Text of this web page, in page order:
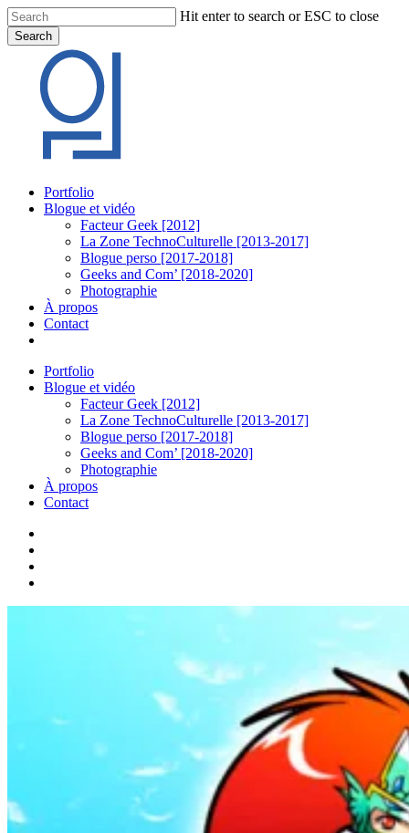
Skip
to
main
content
Hit enter to search or ESC to close
Search
Search
Menu
Portfolio
Blogue et vidéo
Facteur Geek [2012]
La Zone TechnoCulturelle [2013-2017]
Blogue perso [2017-2018]
Geeks and Com’ [2018-2020]
Photographie
À propos
Contact
Portfolio
Blogue et vidéo
Facteur Geek [2012]
La Zone TechnoCulturelle [2013-2017]
Blogue perso [2017-2018]
Geeks and Com’ [2018-2020]
Photographie
À propos
Contact